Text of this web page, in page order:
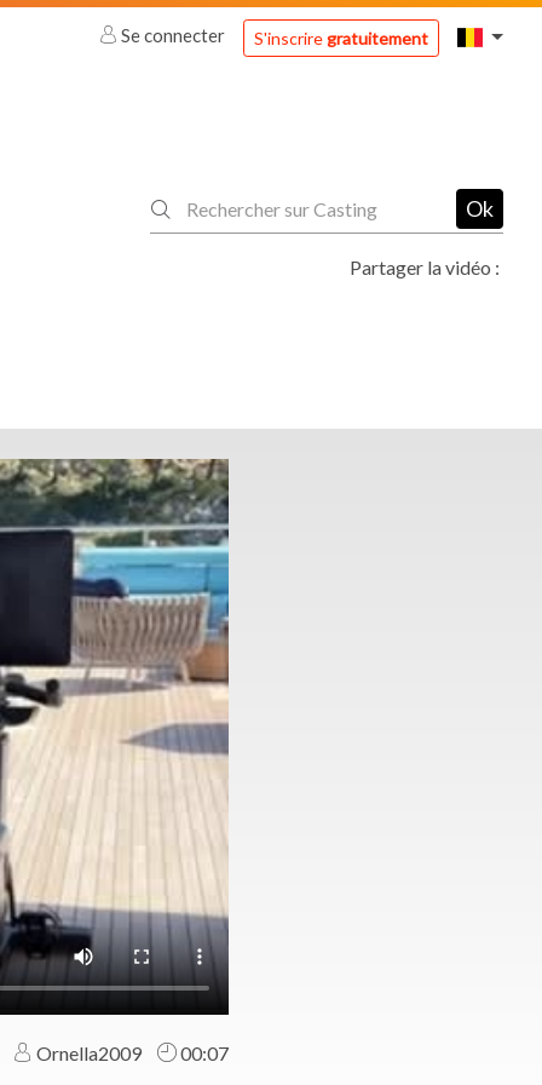
Se connecter S'inscriregratuitement
Ok
Partager la vidéo :
Ornella2009 00:07